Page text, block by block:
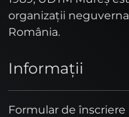
organizaţii
România.
Informaţii
Formular de înscriere